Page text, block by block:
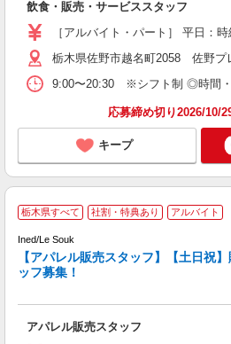
飲食・販売・サービススタッフ
［アルバイト・パート］ 平日：
栃木県佐野市越名町2058 佐野プ
9:00〜20:30 ※シフト制 ◎時間・
応募締め切り2026/10/
キープ
栃木県すべて 社割・特典あり アルバイト
Ined/Le Souk
【アパレル販売スタッフ】【土日祝
ッフ募集！
アパレル販売スタッフ